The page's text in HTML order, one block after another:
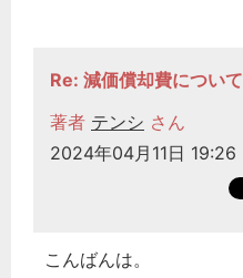
Re: 減価償却費について
著者 テンシ さん
2024年04月11日 19:26
こんばんは。